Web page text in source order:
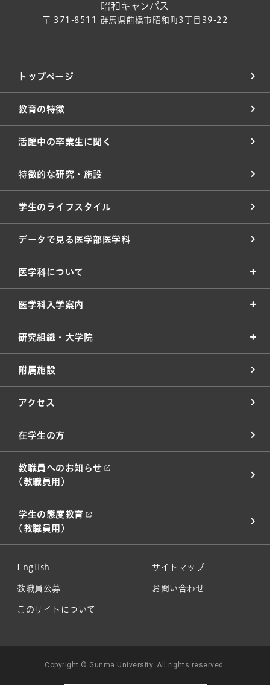
昭和キャンパス
〒 371-8511 群馬県前橋市昭和町3丁目39-22
トップページ
教育の特徴
活躍中の卒業生に聞く
特徴的な研究・施設
学生のライフスタイル
データで見る医学部医学科
医学科について
医学科入学案内
研究組織・大学院
附属施設
アクセス
在学生の方
教職員へのお知らせ
(教職員用)
学生の態度教育
(教職員用)
English サイトマップ
教職員公募 お問い合わせ
このサイトについて
Copyright © Gunma University. All rights reserved.